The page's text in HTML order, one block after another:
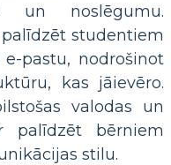
un noslēgumu.
studentiem
pastu, nodrošinot
kas jāievēro.
valodas un
palīdzēt bērniem
stilu.